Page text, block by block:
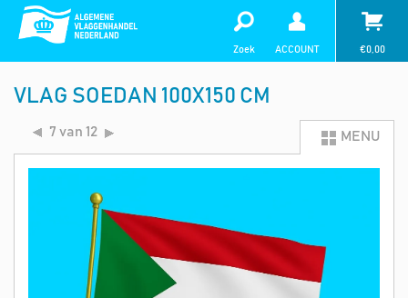
Zoek ACCOUNT €0,00
VLAG SOEDAN 100X150 CM
7 van 12 MENU